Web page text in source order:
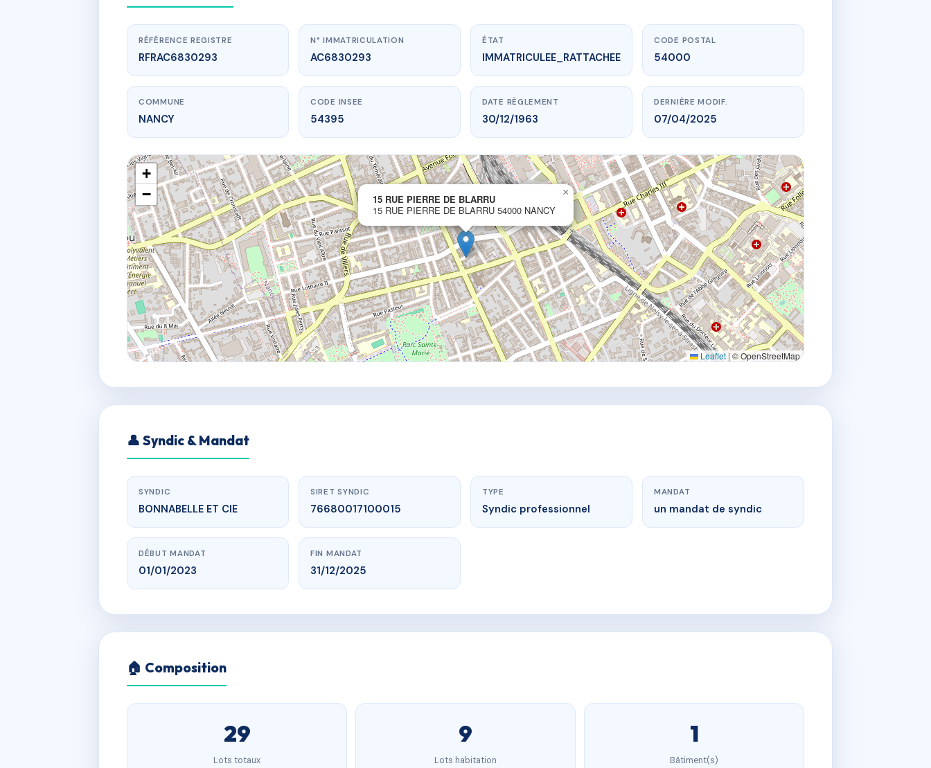
www.vme.plus/AC6830293
15 RUE PIERRE DE BLARRU
15 Rue Pierre de Blarru54000 NANCY
RÉFÉRENCE REGISTRE
RFRAC6830293
N° IMMATRICULATION
AC6830293
ÉTAT
IMMATRICULEE_RATTACHEE
CODE POSTAL
54000
COMMUNE
NANCY
CODE INSEE
54395
DATE RÈGLEMENT
30/12/1963
DERNIÈRE MODIF.
07/04/2025
15 RUE PIERRE DE BLARRU
15 RUE PIERRE DE BLARRU 54000 NANCY
×
+
−
Leaflet | © OpenStreetMap
👤 Syndic & Mandat
SYNDIC
BONNABELLE ET CIE
SIRET SYNDIC
76680017100015
TYPE
Syndic professionnel
MANDAT
un mandat de syndic
DÉBUT MANDAT
01/01/2023
FIN MANDAT
31/12/2025
🏠 Composition
29
Lots totaux
9
Lots habitation
1
Bâtiment(s)